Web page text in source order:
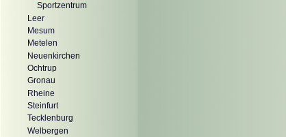
Sportzentrum
Leer
Mesum
Metelen
Neuenkirchen
Ochtrup
Gronau
Rheine
Steinfurt
Tecklenburg
Welbergen